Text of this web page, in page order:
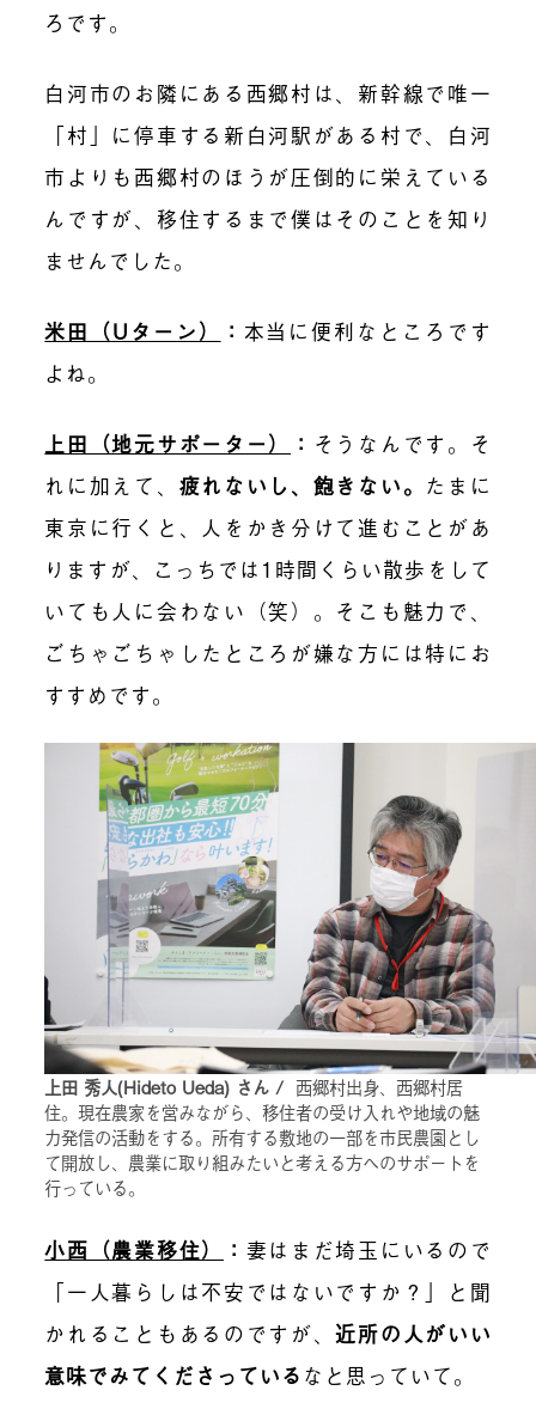
ろです。
白河市のお隣にある西郷村は、新幹線で唯一
「村」に停車する新白河駅がある村で、白河
市よりも西郷村のほうが圧倒的に栄えている
んですが、移住するまで僕はそのことを知り
ませんでした。
米田（Uターン） ： 本当に便利 なところです
よね。
上田（地元サポーター） ： そうなんです。そ
れに加えて、 疲れないし、飽きない。 たまに
東京 に行くと、 人をかき分け て進むことがあ
り ますが、こっちで は 1時間くらい散歩をして
いても人に会わない（笑） 。そこも 魅力で 、
ごちゃごちゃしたところが嫌な方 には特にお
すすめです。
上田 秀人(Hideto Ueda) さん / 西郷村出身、西郷村居
住。現在農家を営みながら、移住者の受け入れや地域の魅
力発信の活動をする。所有する敷地の一部を市民農園とし
て開放し、農業に取り組みたいと考える方へのサポートを
行っている。
小西（農業移住） ： 妻は まだ埼玉にいるので
「一人暮らしは不安ではないですか？」と聞
かれることもあるのですが、近所の人がいい
意味でみてくださっている なと思っていて。